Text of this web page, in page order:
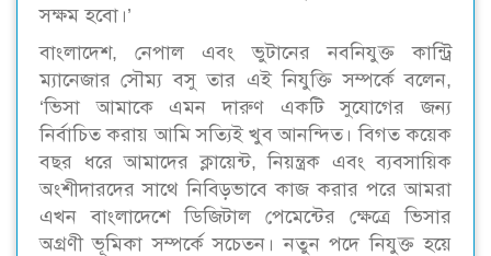
সক্ষম হবো।’
বাংলাদেশ, নেপাল এবং ভুটানের নবনিযুক্ত কান্ট্রি
ম্যানেজার সৌম্য বসু তার এই নিযুক্তি সম্পর্কে বলেন,
‘ভিসা আমাকে এমন দারুণ একটি সুযোগের জন্য
নির্বাচিত করায় আমি সত্যিই খুব আনন্দিত। বিগত কয়েক
বছর ধরে আমাদের ক্লায়েন্ট, নিয়ন্ত্রক এবং ব্যবসায়িক
অংশীদারদের সাথে নিবিড়ভাবে কাজ করার পরে আমরা
এখন বাংলাদেশে ডিজিটাল পেমেন্টের ক্ষেত্রে ভিসার
অগ্রণী ভূমিকা সম্পর্কে সচেতন। নতুন পদে নিযুক্ত হয়ে